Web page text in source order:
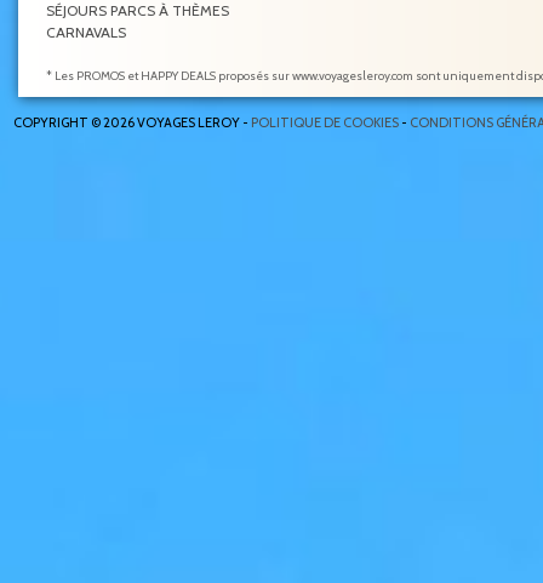
SÉJOURS PARCS À THÈMES
CARNAVALS
* Les PROMOS et HAPPY DEALS proposés sur www.voyagesleroy.com sont uniquement
COPYRIGHT © 2026 VOYAGES LEROY - POLITIQUE DE COOKIES - CONDITIONS